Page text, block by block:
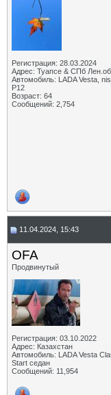
Регистрация: 28.03.2024
Адрес: Туапсе & СПб
Автомобиль: LADA Vesta,
P12
Возраст: 64
Сообщений: 2,754
11.04.2024, 15:43
OFA
Продвинутый
Регистрация: 03.10.2022
Адрес: Казахстан
Автомобиль: LADA Vesta
Start седан
Сообщений: 11,954